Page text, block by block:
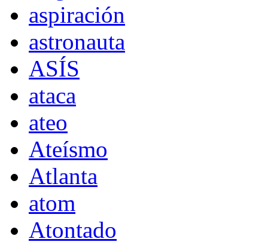
aspiración
astronauta
ASÍS
ataca
ateo
Ateísmo
Atlanta
atom
Atontado